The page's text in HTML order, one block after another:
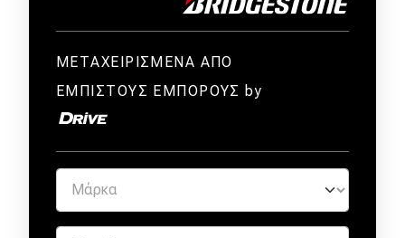
ΜΕΤΑΧΕΙΡΙΣΜΕΝΑ ΑΠΟ
ΕΜΠΙΣΤΟΥΣ ΕΜΠΟΡΟΥΣ by